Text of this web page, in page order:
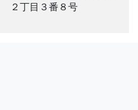
２丁目３番８号